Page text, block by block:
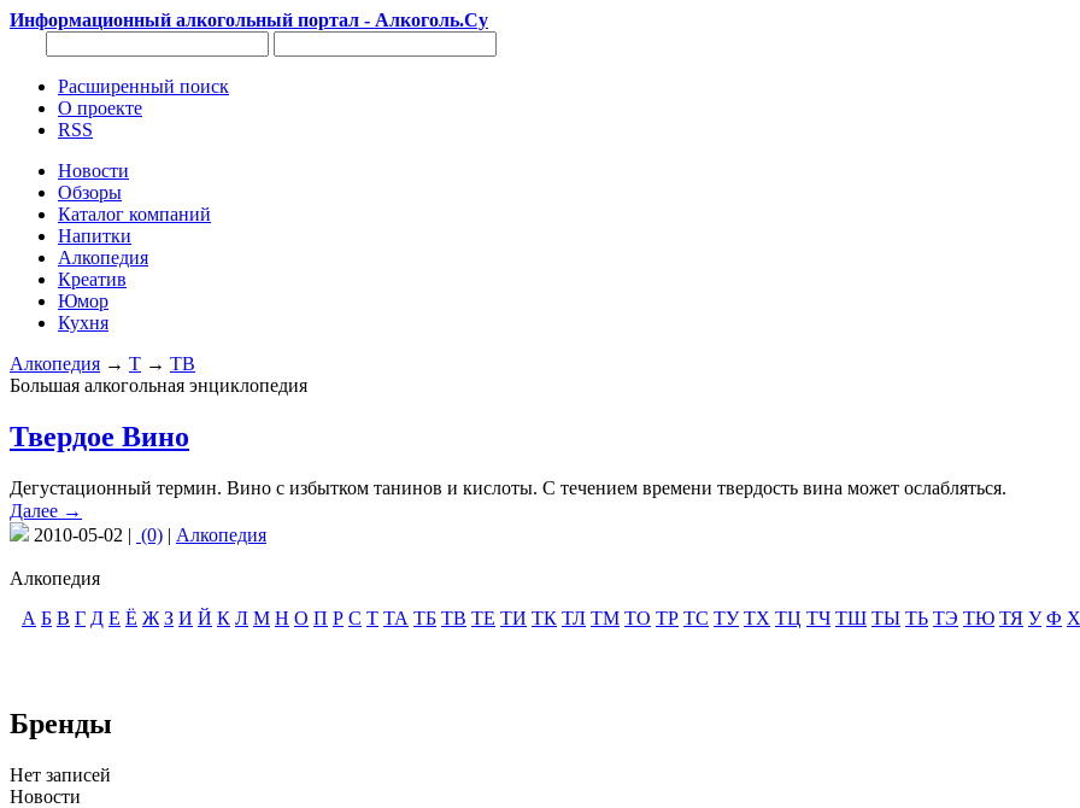
Информационный алкогольный портал - Алкоголь.Су
Расширенный поиск
О проекте
RSS
Новости
Обзоры
Каталог компаний
Напитки
Алкопедия
Креатив
Юмор
Кухня
Алкопедия → Т → ТВ
Большая алкогольная энциклопедия
Твердое Вино
Дегустационный термин. Вино с избытком танинов и кислоты. С течением времени твердость вина может ослабляться.
Далее →
2010-05-02 | (0) | Алкопедия
Алкопедия
А Б В Г Д Е Ё Ж З И Й К Л М Н О П Р С Т ТА ТБ ТВ ТЕ ТИ ТК ТЛ ТМ ТО ТР ТС ТУ ТХ ТЦ ТЧ ТШ ТЫ ТЬ ТЭ ТЮ ТЯ У Ф Х
Бренды
Нет записей
Новости